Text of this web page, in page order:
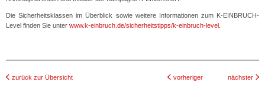
Die Sicherheitsklassen im Überblick sowie weitere Informationen zum K-EINBRUCH-
Level finden Sie unterwww.k-einbruch.de/sicherheitstipps/k-einbruch-level
zurück zur Übersicht nächster
vorheriger